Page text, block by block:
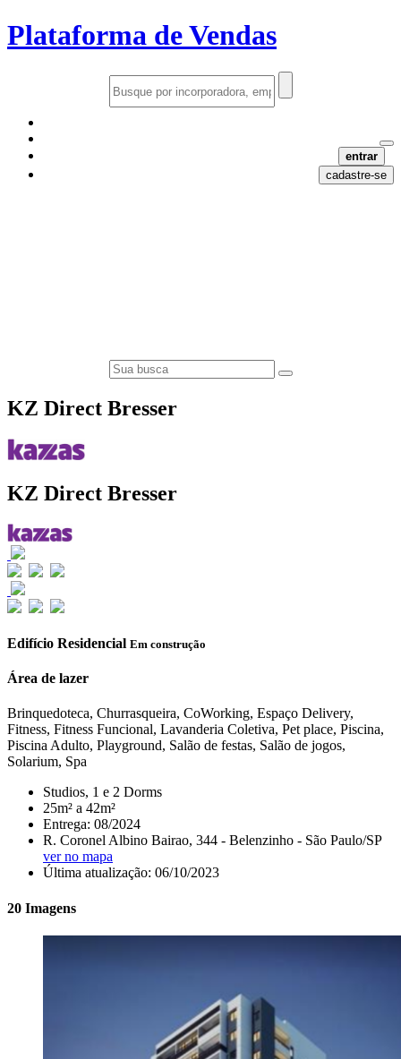
Plataforma de Vendas
entrar
cadastre-se
KZ Direct Bresser
KZ Direct Bresser
Edifício Residencial Em construção
Área de lazer
Brinquedoteca, Churrasqueira, CoWorking, Espaço Delivery,
Fitness, Fitness Funcional, Lavanderia Coletiva, Pet place, Piscina,
Piscina Adulto, Playground, Salão de festas, Salão de jogos,
Solarium, Spa
Studios, 1 e 2 Dorms
25m² a 42m²
Entrega: 08/2024
R. Coronel Albino Bairao, 344 - Belenzinho - São Paulo/SP
ver no mapa
Última atualização: 06/10/2023
20 Imagens